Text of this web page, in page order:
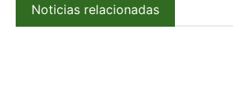
Noticias relacionadas